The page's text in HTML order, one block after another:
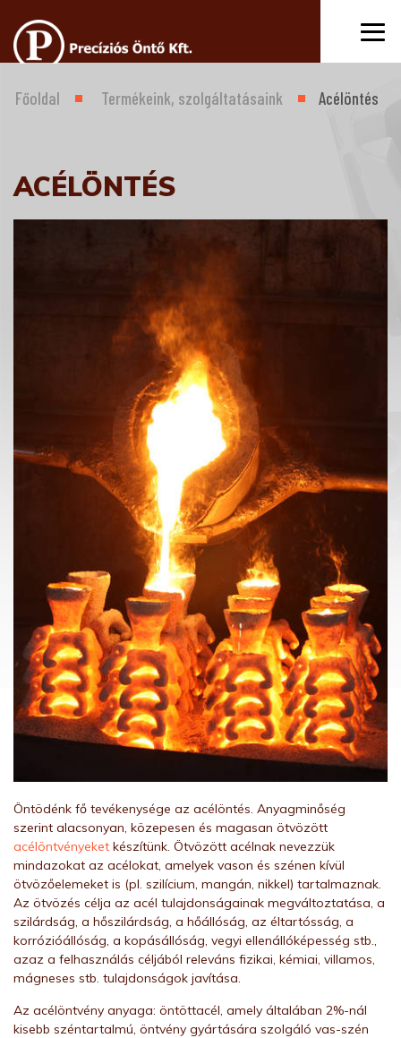
Főoldal Termékeink, szolgáltatásaink Acélöntés
ACÉLÖNTÉS
Öntödénk fő tevékenysége az acélöntés. Anyagminőség
szerint alacsonyan, közepesen és magasan ötvözött
acélöntvényeket készítünk. Ötvözött acélnak nevezzük
mindazokat az acélokat, amelyek vason és szénen kívül
ötvözőelemeket is (pl. szilícium, mangán, nikkel) tartalmaznak.
Az ötvözés célja az acél tulajdonságainak megváltoztatása, a
szilárdság, a hőszilárdság, a hőállóság, az éltartósság, a
korrózióállóság, a kopásállóság, vegyi ellenállóképesség stb.,
azaz a felhasználás céljából releváns fizikai, kémiai, villamos,
mágneses stb. tulajdonságok javítása.
Az acélöntvény anyaga: öntöttacél, amely általában 2%-nál
kisebb széntartalmú, öntvény gyártására szolgáló vas-szén